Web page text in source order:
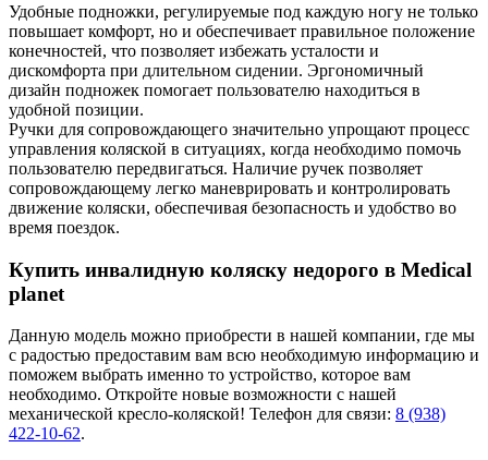
Удобные подножки, регулируемые под каждую ногу не только
повышает комфорт, но и обеспечивает правильное положение
конечностей, что позволяет избежать усталости и
дискомфорта при длительном сидении. Эргономичный
дизайн подножек помогает пользователю находиться в
удобной позиции.
Ручки для сопровождающего значительно упрощают процесс
управления коляской в ситуациях, когда необходимо помочь
пользователю передвигаться. Наличие ручек позволяет
сопровождающему легко маневрировать и контролировать
движение коляски, обеспечивая безопасность и удобство во
время поездок.
Купить инвалидную коляску недорого в Medical
planet
Данную модель можно приобрести в нашей компании, где мы
с радостью предоставим вам всю необходимую информацию и
поможем выбрать именно то устройство, которое вам
необходимо. Откройте новые возможности с нашей
механической кресло-коляской! Телефон для связи: 8 (938)
422-10-62.